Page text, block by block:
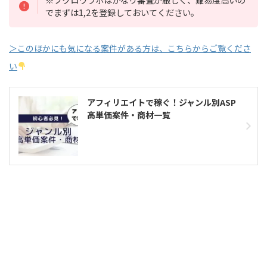
でまずは1,2を登録しておいてください。
＞このほかにも気になる案件がある方は、こちらからご覧くださ
い
アフィリエイトで稼ぐ！ジャンル別ASP
高単価案件・商材一覧